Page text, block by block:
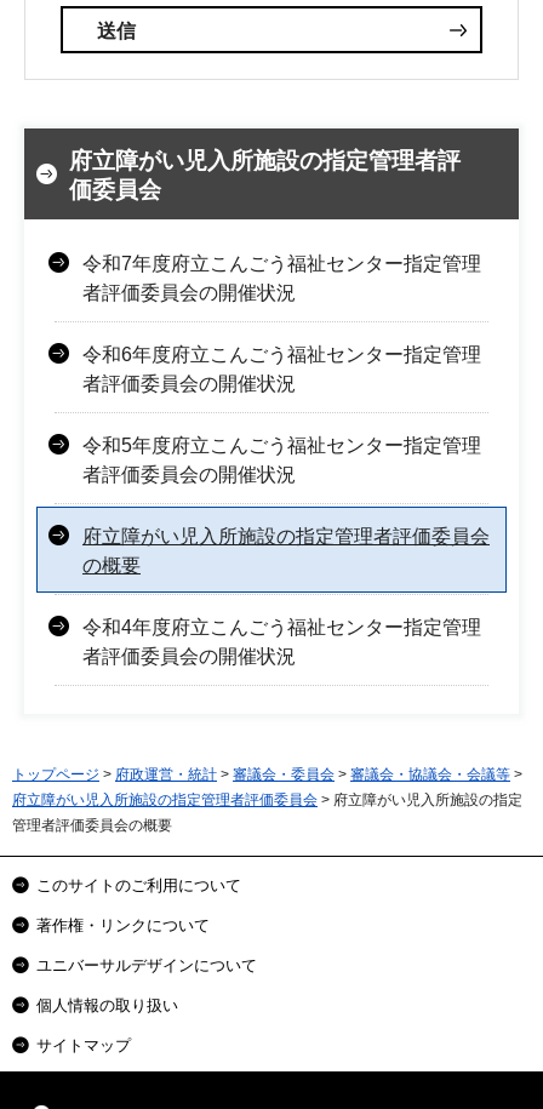
府立障がい児入所施設の指定管理者評
価委員会
令和7年度府立こんごう福祉センター指定管理
者評価委員会の開催状況
令和6年度府立こんごう福祉センター指定管理
者評価委員会の開催状況
令和5年度府立こんごう福祉センター指定管理
者評価委員会の開催状況
府立障がい児入所施設の指定管理者評価委員会
の概要
令和4年度府立こんごう福祉センター指定管理
者評価委員会の開催状況
トップページ > 府政運営・統計 > 審議会・委員会 > 審議会・協議会・会議等 >
府立障がい児入所施設の指定管理者評価委員会 > 府立障がい児入所施設の指定
管理者評価委員会の概要
このサイトのご利用について
著作権・リンクについて
ユニバーサルデザインについて
個人情報の取り扱い
サイトマップ